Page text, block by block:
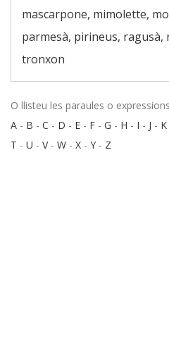
mascarpone, mimolette,
parmesà, pirineus, ragusà,
tronxon
O llisteu les paraules o
A - B - C - D - E - F - G - H - I - J - K
T - U - V- W - X - Y - Z